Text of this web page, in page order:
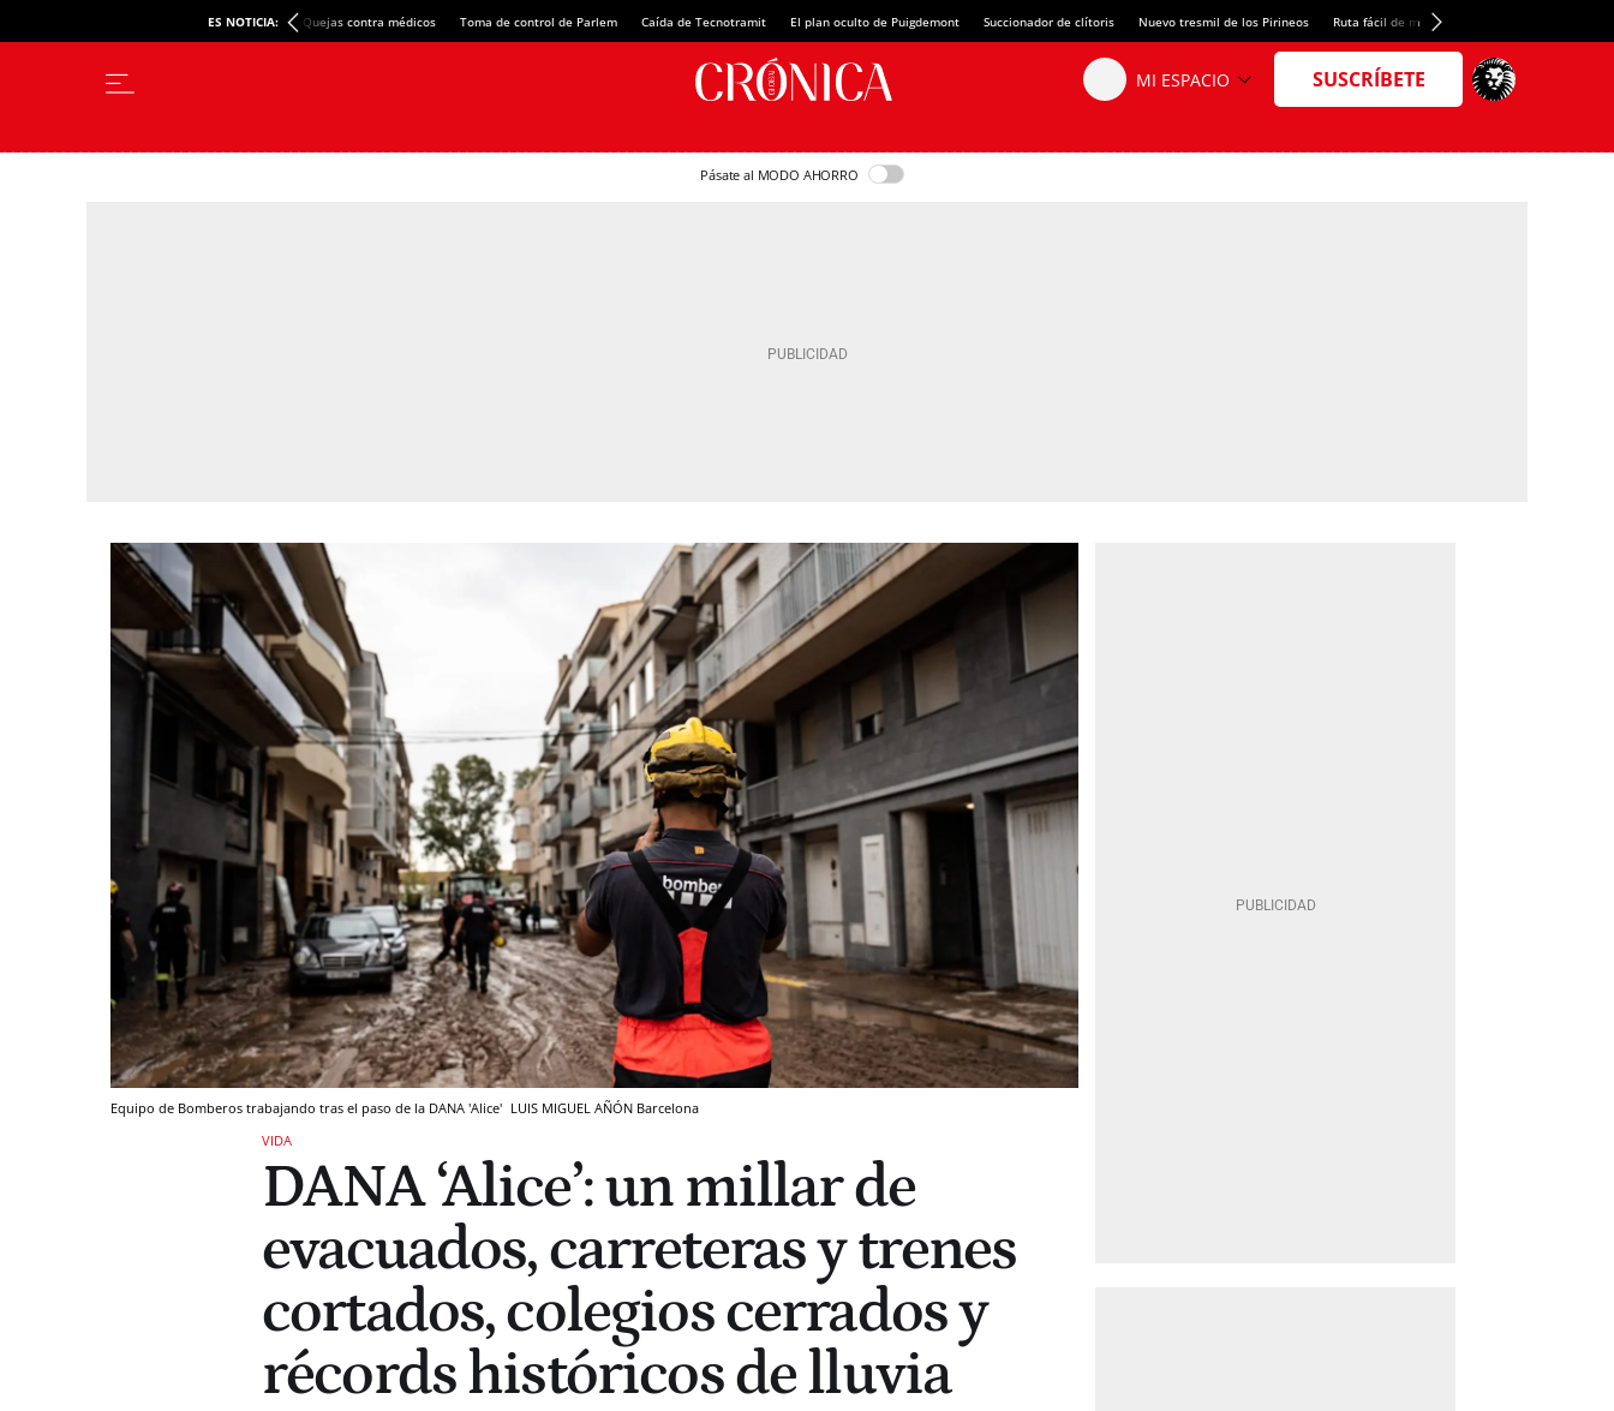
ES NOTICIA: Quejas contra médicos Toma de control de Parlem Caída de Tecnotramit El plan oculto de Puigdemont Succionador de clítoris Nuevo tresmil de los Pirineos Ruta fácil de montaña
Pásate al MODO AHORRO
Equipo de Bomberos trabajando tras el paso de la DANA 'Alice' LUIS MIGUEL AÑÓN Barcelona
VIDA
DANA ‘Alice’: un millar de
evacuados, carreteras y trenes
cortados, colegios cerrados y
récords históricos de lluvia